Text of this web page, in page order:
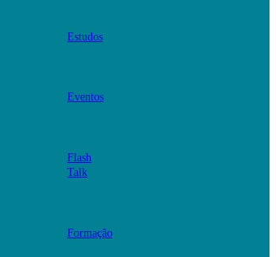
Estudos
Eventos
Flash
Talk
Formação